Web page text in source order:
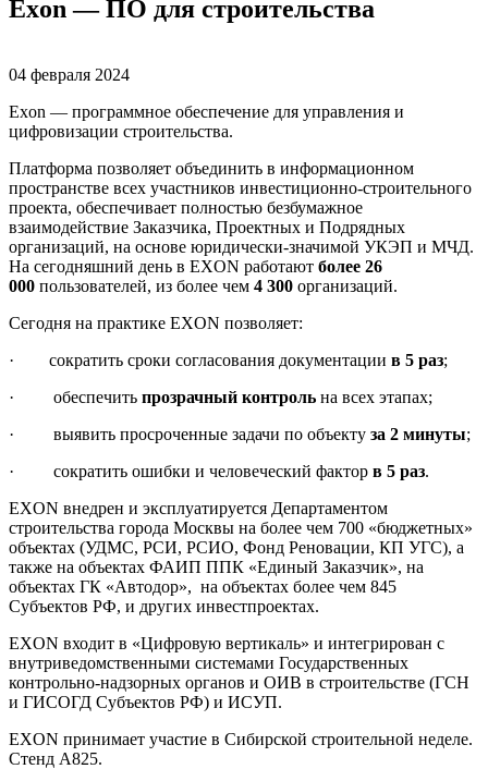
Exon — ПО для строительства
04 февраля 2024
Exon — программное обеспечение для управления и
цифровизации строительства.
Платформа позволяет объединить в информационном
пространстве всех участников инвестиционно-строительного
проекта, обеспечивает полностью безбумажное
взаимодействие Заказчика, Проектных и Подрядных
организаций, на основе юридически-значимой УКЭП и МЧД.
На сегодняшний день в EXON работают более 26
000 пользователей, из более чем 4 300 организаций.
Сегодня на практике EXON позволяет:
· сократить сроки согласования документации в 5 раз;
· обеспечить прозрачный контроль на всех этапах;
· выявить просроченные задачи по объекту за 2 минуты;
· сократить ошибки и человеческий фактор в 5 раз.
EXON внедрен и эксплуатируется Департаментом
строительства города Москвы на более чем 700 «бюджетных»
объектах (УДМС, РСИ, РСИО, Фонд Реновации, КП УГС), а
также на объектах ФАИП ППК «Единый Заказчик», на
объектах ГК «Автодор», на объектах более чем 845
Субъектов РФ, и других инвестпроектах.
EXON входит в «Цифровую вертикаль» и интегрирован с
внутриведомственными системами Государственных
контрольно-надзорных органов и ОИВ в строительстве (ГСН
и ГИСОГД Субъектов РФ) и ИСУП.
EXON принимает участие в Сибирской строительной неделе.
Стенд А825.